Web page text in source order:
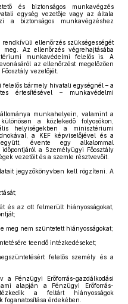
és biztonságos munkavégzés
egység vezetője vagy az általa
a biztonságos munkavégzéshez
ellenőrzés szükségességét
Az ellenőrzés végrehajtásába
munkavédelmi felelős is. A
az ellenőrzést megelőzően
vezetőjét.
bármely hivatali egységnél – a
értesítésével – munkavédelmi
munkahelyein, valamint a
a közlekedő folyosókon,
helyiségekben a minisztériumi
a KEF képviselőjével és a
együtt, évente egy alkalommal
a Személyügyi Főosztály
vezetőit és a szemle résztvevőit.
jegyzőkönyvben kell rögzíteni. A
és az ott felmerült hiányosságokat,
meg nem szüntetett hiányosságokat;
teendő intézkedéseket;
felelős személy és a
a Pénzügyi Erőforrás-gazdálkodási
alapján a Pénzügyi Erőforrás-
a feltárt hiányosságok
foganatosítása érdekében.